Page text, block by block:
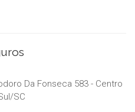
Da Fonseca 583 - Centro
/SC